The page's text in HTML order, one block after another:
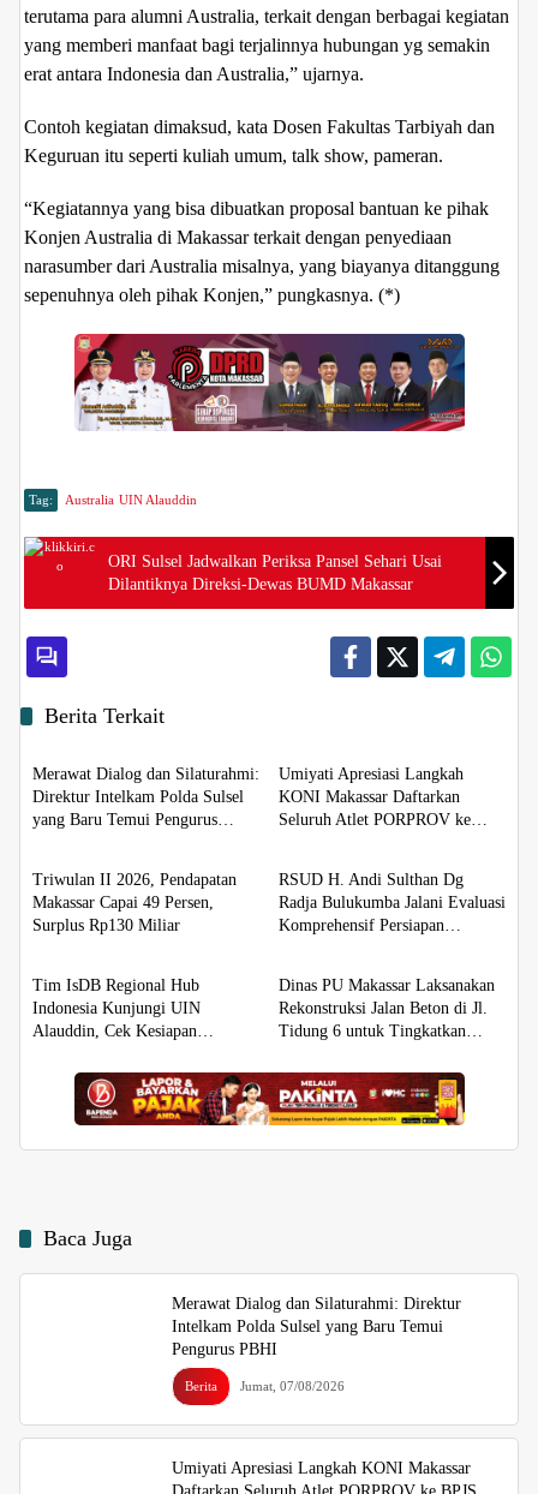
terutama para alumni Australia, terkait dengan berbagai kegiatan
yang memberi manfaat bagi terjalinnya hubungan yg semakin
erat antara Indonesia dan Australia,” ujarnya.
Contoh kegiatan dimaksud, kata Dosen Fakultas Tarbiyah dan
Keguruan itu seperti kuliah umum, talk show, pameran.
“Kegiatannya yang bisa dibuatkan proposal bantuan ke pihak
Konjen Australia di Makassar terkait dengan penyediaan
narasumber dari Australia misalnya, yang biayanya ditanggung
sepenuhnya oleh pihak Konjen,” pungkasnya. (*)
Tag: Australia UIN Alauddin
ORI Sulsel Jadwalkan Periksa Pansel Sehari Usai
Dilantiknya Direksi-Dewas BUMD Makassar
Berita Terkait
Berita
Merawat Dialog dan Silaturahmi:
Direktur Intelkam Polda Sulsel
yang Baru Temui Pengurus
Umiyati Apresiasi Langkah
KONI Makassar Daftarkan
Seluruh Atlet PORPROV ke
Berita
Triwulan II 2026, Pendapatan
Makassar Capai 49 Persen,
Surplus Rp130 Miliar
Berita
RSUD H. Andi Sulthan Dg
Radja Bulukumba Jalani Evaluasi
Komprehensif Persiapan
Berita
Tim IsDB Regional Hub
Indonesia Kunjungi UIN
Alauddin, Cek Kesiapan
Berita
Dinas PU Makassar Laksanakan
Rekonstruksi Jalan Beton di Jl.
Tidung 6 untuk Tingkatkan
Baca Juga
Merawat Dialog dan Silaturahmi: Direktur
Intelkam Polda Sulsel yang Baru Temui
Pengurus PBHI
Berita Jumat, 07/08/2026
Umiyati Apresiasi Langkah KONI Makassar